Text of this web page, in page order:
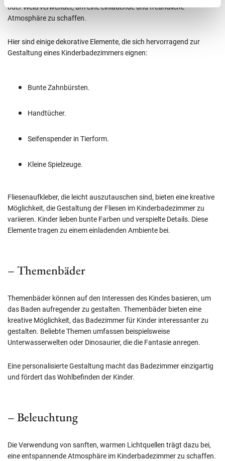
oder Weiß verwendet, um eine einladende und freundliche
Atmosphäre zu schaffen.
Hier sind einige dekorative Elemente, die sich hervorragend zur
Gestaltung eines Kinderbadezimmers eignen:
Bunte Zahnbürsten.
Handtücher.
Seifenspender in Tierform.
Kleine Spielzeuge.
Fliesenaufkleber, die leicht auszutauschen sind, bieten eine kreative
Möglichkeit, die Gestaltung der Fliesen im Kinderbadezimmer zu
variieren. Kinder lieben bunte Farben und verspielte Details. Diese
Elemente tragen zu einem einladenden Ambiente bei.
– Themenbäder
Themenbäder können auf den Interessen des Kindes basieren, um
das Baden aufregender zu gestalten. Themenbäder bieten eine
kreative Möglichkeit, das Badezimmer für Kinder interessanter zu
gestalten. Beliebte Themen umfassen beispielsweise
Unterwasserwelten oder Dinosaurier, die die Fantasie anregen.
Eine personalisierte Gestaltung macht das Badezimmer einzigartig
und fördert das Wohlbefinden der Kinder.
– Beleuchtung
Die Verwendung von sanften, warmen Lichtquellen trägt dazu bei,
eine entspannende Atmosphäre im Kinderbadezimmer zu schaffen.